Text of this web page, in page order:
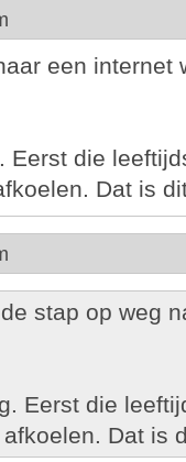
een internet
Eerst die
Dat is
stap op weg
Eerst die
Dat is